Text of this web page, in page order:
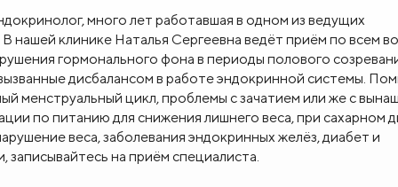
много лет работавшая в одном из ведущих
нашей клинике Наталья Сергеевна ведёт приём по всем
гормонального фона в периоды полового
дисбалансом в работе эндокринной системы.
менструальный цикл, проблемы с зачатием или же с
по питанию для снижения лишнего веса, при сахарном
веса, заболевания эндокринных желёз, диабет и
на приём специалиста.